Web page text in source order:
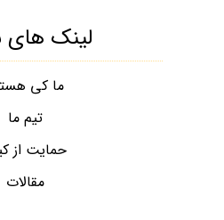
لینک های
ما کی
تیم ما
حمایت از
مقالات